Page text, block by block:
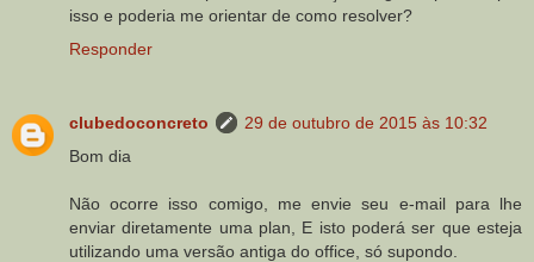
isso e poderia me orientar de como resolver?
Responder
clubedoconcreto
29 de outubro de 2015 às 10:32
Bom dia
Não ocorre isso comigo, me envie seu e-mail para lhe
enviar diretamente uma plan, E isto poderá ser que esteja
utilizando uma versão antiga do office, só supondo.